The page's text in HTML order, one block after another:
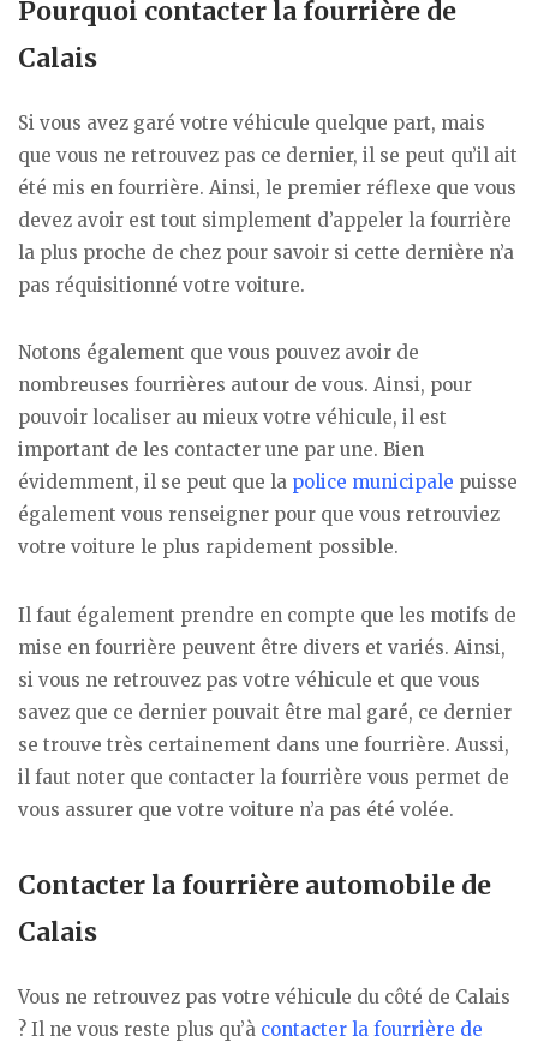
Pourquoi contacter la fourrière de
Calais
Si vous avez garé votre véhicule quelque part, mais
que vous ne retrouvez pas ce dernier, il se peut qu’il ait
été mis en fourrière. Ainsi, le premier réflexe que vous
devez avoir est tout simplement d’appeler la fourrière
la plus proche de chez pour savoir si cette dernière n’a
pas réquisitionné votre voiture.
Notons également que vous pouvez avoir de
nombreuses fourrières autour de vous. Ainsi, pour
pouvoir localiser au mieux votre véhicule, il est
important de les contacter une par une. Bien
évidemment, il se peut que la police municipale puisse
également vous renseigner pour que vous retrouviez
votre voiture le plus rapidement possible.
Il faut également prendre en compte que les motifs de
mise en fourrière peuvent être divers et variés. Ainsi,
si vous ne retrouvez pas votre véhicule et que vous
savez que ce dernier pouvait être mal garé, ce dernier
se trouve très certainement dans une fourrière. Aussi,
il faut noter que contacter la fourrière vous permet de
vous assurer que votre voiture n’a pas été volée.
Contacter la fourrière automobile de
Calais
Vous ne retrouvez pas votre véhicule du côté de Calais
? Il ne vous reste plus qu’à contacter la fourrière de